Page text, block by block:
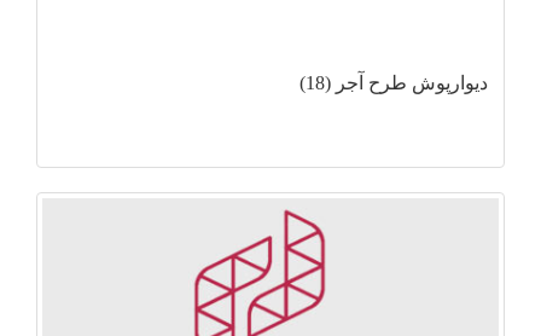
دیوارپوش طرح آجر (18)